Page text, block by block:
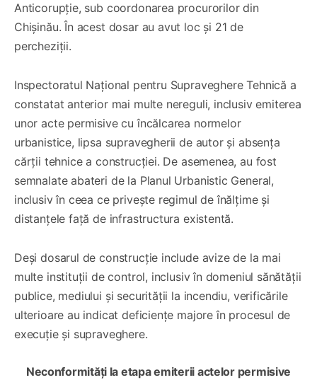
Anticorupție, sub coordonarea procurorilor din
Chișinău. În acest dosar au avut loc și 21 de
percheziții.
Inspectoratul Național pentru Supraveghere Tehnică a
constatat anterior mai multe nereguli, inclusiv emiterea
unor acte permisive cu încălcarea normelor
urbanistice, lipsa supravegherii de autor și absența
cărții tehnice a construcției. De asemenea, au fost
semnalate abateri de la Planul Urbanistic General,
inclusiv în ceea ce privește regimul de înălțime și
distanțele față de infrastructura existentă.
Deși dosarul de construcție include avize de la mai
multe instituții de control, inclusiv în domeniul sănătății
publice, mediului și securității la incendiu, verificările
ulterioare au indicat deficiențe majore în procesul de
execuție și supraveghere.
Neconformități la etapa emiterii actelor permisive